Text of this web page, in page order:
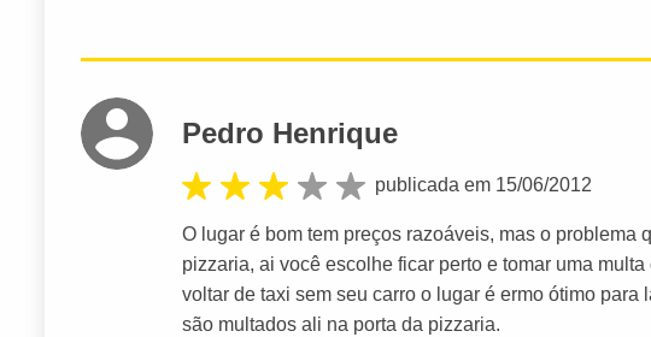
Pedro Henrique
publicada em 15/06/2012
O lugar é bom tem preços razoáveis, mas o problema
pizzaria, ai você escolhe ficar perto e tomar uma
voltar de taxi sem seu carro o lugar é ermo ótimo para
são multados ali na porta da pizzaria.